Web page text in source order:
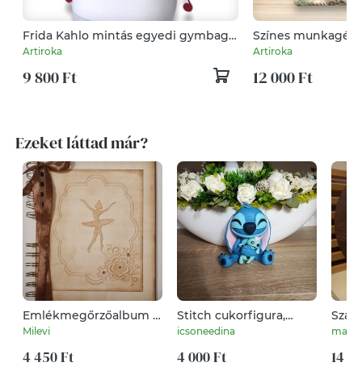
Frida Kahlo mintás egyedi gymbag
hátizsák - Artiroka
Artiroka
9 800 Ft
Színes
/ OVIS ZSÁK akár
Artiroka
12 000 Ft
Ezeket láttad már?
Emlékmegőrzőalbum -
zene , színház,
versenyajándék -
balerina - balettáncos
Milevi
4 450 Ft
Stitch cukorfigura,
tortadisz, tortadekor
icsoneedina
4 000 Ft
és
14